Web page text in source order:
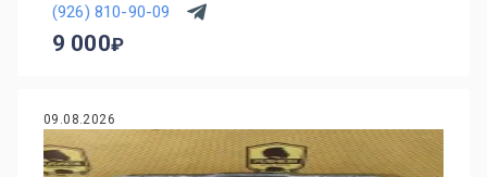
(926) 810-90-09
9 000
09.08.2026